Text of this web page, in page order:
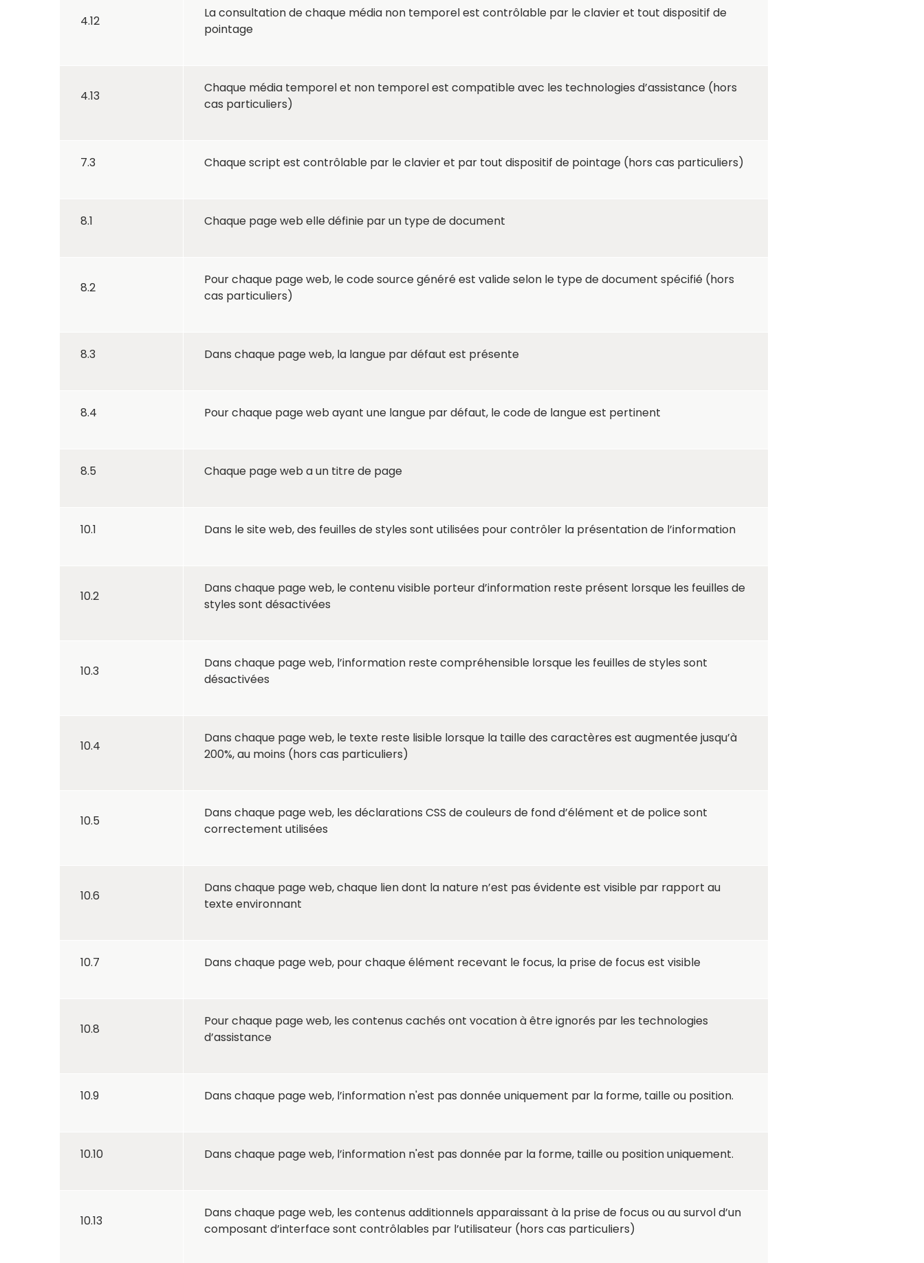
4.12
La consultation de chaque média non temporel est contrôlable par le clavier et tout dispositif de
pointage
4.13
Chaque média temporel et non temporel est compatible avec les technologies d’assistance (hors
cas particuliers)
7.3 Chaque script est contrôlable par le clavier et par tout dispositif de pointage (hors cas particuliers)
8.1 Chaque page web elle définie par un type de document
8.2
Pour chaque page web, le code source généré est valide selon le type de document spécifié (hors
cas particuliers)
8.3 Dans chaque page web, la langue par défaut est présente
8.4 Pour chaque page web ayant une langue par défaut, le code de langue est pertinent
8.5 Chaque page web a un titre de page
10.1 Dans le site web, des feuilles de styles sont utilisées pour contrôler la présentation de l’information
10.2
Dans chaque page web, le contenu visible porteur d’information reste présent lorsque les feuilles de
styles sont désactivées
10.3
Dans chaque page web, l’information reste compréhensible lorsque les feuilles de styles sont
désactivées
10.4
Dans chaque page web, le texte reste lisible lorsque la taille des caractères est augmentée jusqu’à
200%, au moins (hors cas particuliers)
10.5
Dans chaque page web, les déclarations CSS de couleurs de fond d’élément et de police sont
correctement utilisées
10.6
Dans chaque page web, chaque lien dont la nature n’est pas évidente est visible par rapport au
texte environnant
10.7 Dans chaque page web, pour chaque élément recevant le focus, la prise de focus est visible
10.8
Pour chaque page web, les contenus cachés ont vocation à être ignorés par les technologies
d’assistance
10.9 Dans chaque page web, l’information n'est pas donnée uniquement par la forme, taille ou position.
10.10 Dans chaque page web, l’information n'est pas donnée par la forme, taille ou position uniquement.
10.13
Dans chaque page web, les contenus additionnels apparaissant à la prise de focus ou au survol d’un
composant d’interface sont contrôlables par l’utilisateur (hors cas particuliers)